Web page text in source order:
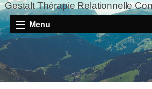
Gestalt Thérapie Relationnelle
Menu